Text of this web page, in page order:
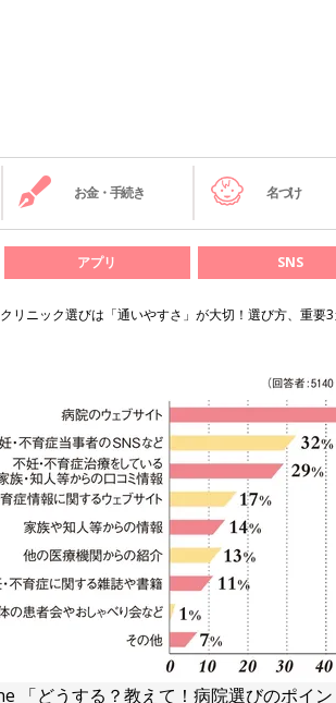
お金・手続き 名づけ
アプリ SNS
リニック選びは「通いやすさ」が大切！選び方、重要3
「どうする？教えて！病院選びのポイ